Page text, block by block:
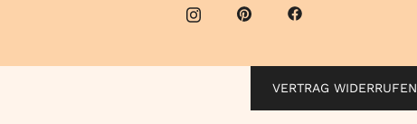
VERTRAG WIDERRUFEN